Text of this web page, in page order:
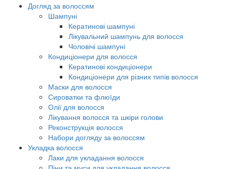
Догляд за волоссям
Шампуні
Кератинові шампуні
Лікувальний шампунь для волосся
Чоловічі шампуні
Кондиціонери для волосся
Кератинові кондиціонери
Кондиціонери для різних типів волосся
Маски для волосся
Сироватки та флюїди
Олії для волосся
Лікування волосся та шкіри голови
Реконструкція волосся
Набори догляду за волоссям
Укладка волосся
Лаки для укладання волосся